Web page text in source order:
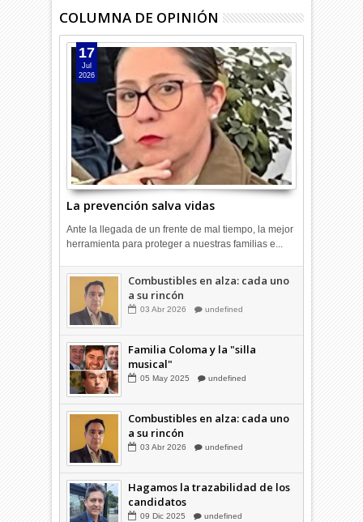
COLUMNA DE OPINIÓN
La prevención salva vidas
17
Jul
2026
Ante la llegada de un frente de mal tiempo, la mejor
herramienta para proteger a nuestras familias e...
Combustibles en alza: cada uno
a su rincón
03 Abr 2026 undefined
Familia Coloma y la "silla
musical"
05 May 2025 undefined
Combustibles en alza: cada uno
a su rincón
03 Abr 2026 undefined
Hagamos la trazabilidad de los
candidatos
09 Dic 2025 undefined